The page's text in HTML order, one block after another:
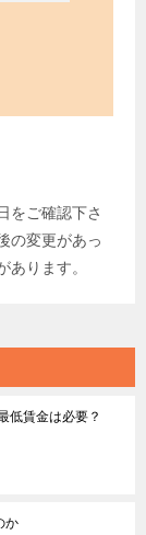
をご確認下さ
の変更があっ
ります。
低賃金は必要？
か